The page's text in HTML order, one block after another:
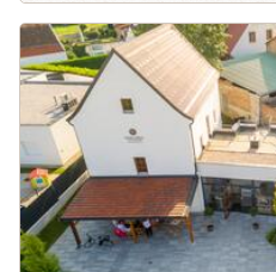
oder Aktivitäten
eine:n genau für Ihre
Ranger:in. Ich möchte
Bergwanderführer:in
buchen – wo ist das
Wanderungen in alpine
Klettertouren oder
von Bergführer:innen